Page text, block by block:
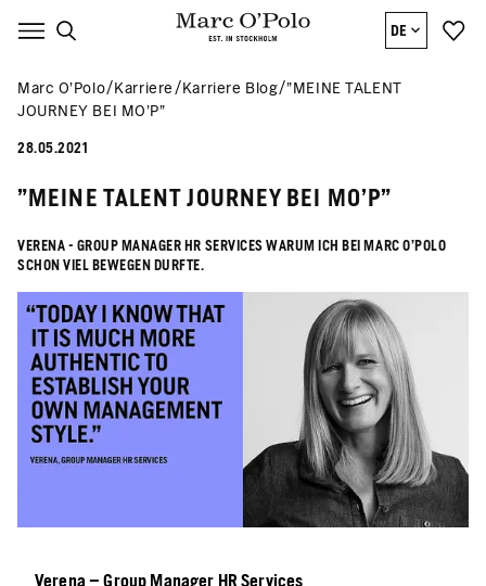
DE
Marc O’Polo Karriere Karriere Blog "MEINE TALENT
JOURNEY BEI MO'P"
28.05.2021
"MEINE TALENT JOURNEY BEI MO'P"
VERENA - GROUP MANAGER HR SERVICES WARUM ICH BEI MARC O'POLO
SCHON VIEL BEWEGEN DURFTE.
Verena – Group Manager HR Services